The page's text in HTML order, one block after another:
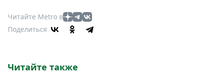
Читайте Metro в
Поделиться
Читайте также